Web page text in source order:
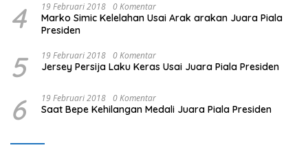
4 19 Februari 2018 0 Komentar
Marko Simic Kelelahan Usai Arak arakan Juara Piala
Presiden
5 19 Februari 2018 0 Komentar
Jersey Persija Laku Keras Usai Juara Piala Presiden
6 19 Februari 2018 0 Komentar
Saat Bepe Kehilangan Medali Juara Piala Presiden